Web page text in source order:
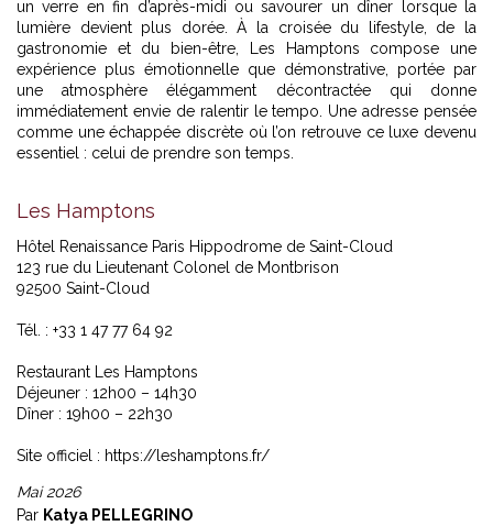
un verre en fin d’après-midi ou savourer un dîner lorsque la
lumière devient plus dorée. À la croisée du lifestyle, de la
gastronomie et du bien-être, Les Hamptons compose une
expérience plus émotionnelle que démonstrative, portée par
une atmosphère élégamment décontractée qui donne
immédiatement envie de ralentir le tempo. Une adresse pensée
comme une échappée discrète où l’on retrouve ce luxe devenu
essentiel : celui de prendre son temps.
Les Hamptons
Hôtel Renaissance Paris Hippodrome de Saint-Cloud
123 rue du Lieutenant Colonel de Montbrison
92500 Saint-Cloud
Tél. : +33 1 47 77 64 92
Restaurant Les Hamptons
Déjeuner : 12h00 – 14h30
Dîner : 19h00 – 22h30
Site officiel : https://leshamptons.fr/
Mai 2026
Par Katya PELLEGRINO